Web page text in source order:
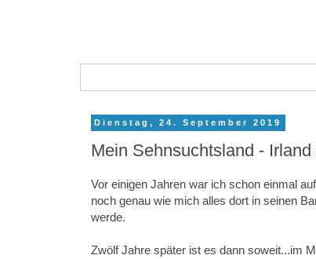
Dienstag, 24. September 2019
Mein Sehnsuchtsland -
Vor einigen Jahren war ich schon einmal
noch genau wie mich alles dort in seinen
werde.
Zwölf Jahre später ist es dann soweit...im